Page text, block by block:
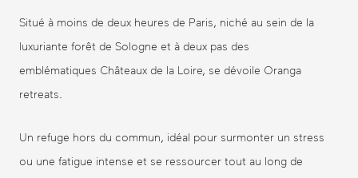
Situé à moins de deux heures de Paris, niché au sein de la
luxuriante forêt de Sologne et à deux pas des
emblématiques Châteaux de la Loire, se dévoile Oranga
retreats.
Un refuge hors du commun, idéal pour surmonter un stress
ou une fatigue intense et se ressourcer tout au long de